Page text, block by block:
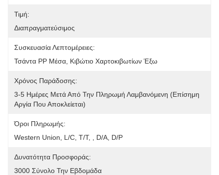
Τιμή:
Διαπραγματεύσιμος
Συσκευασία Λεπτομέρειες:
Τσάντα PP Μέσα, Κιβώτιο Χαρτοκιβωτίων Έξω
Χρόνος Παράδοσης:
3-5 Ημέρες Μετά Από Την Πληρωμή Λαμβανόμενη (επίσημη
Αργία Που Αποκλείεται)
Όροι Πληρωμής:
Western Union, L/C, T/T, , D/A, D/P
Δυνατότητα Προσφοράς:
3000 Σύνολο Την Εβδομάδα